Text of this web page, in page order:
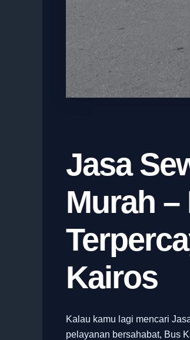
Jasa
Murah –
Kairos
Kalau kamu lagi mencari
pelayanan bersahabat, Bus